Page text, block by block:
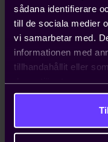
sådana identifierare
till de sociala medier
vi samarbetar med.
informationen med
tillhandahållit eller
Växjö